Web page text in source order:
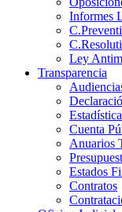
Informes
Ley
Transparencia
Cuenta
Anuarios
Estados
Contratos